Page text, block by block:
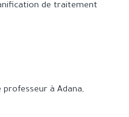
de traitement
à Adana,